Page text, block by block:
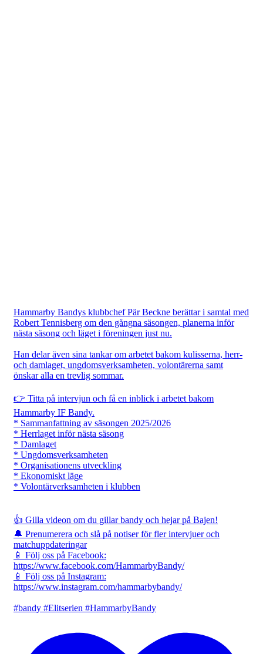
Hammarby Bandys klubbchef Pär Beckne berättar i samtal med
Robert Tennisberg om den gångna säsongen, planerna inför
nästa säsong och läget i föreningen just nu.
Han delar även sina tankar om arbetet bakom kulisserna, herr-
och damlaget, ungdomsverksamheten, volontärerna samt
önskar alla en trevlig sommar.
👉 Titta på intervjun och få en inblick i arbetet bakom
Hammarby IF Bandy.
* Sammanfattning av säsongen 2025/2026
* Herrlaget inför nästa säsong
* Damlaget
* Ungdomsverksamheten
* Organisationens utveckling
* Ekonomiskt läge
* Volontärverksamheten i klubben
👍 Gilla videon om du gillar bandy och hejar på Bajen!
🔔 Prenumerera och slå på notiser för fler intervjuer och
matchuppdateringar
📱 Följ oss på Facebook:
https://www.facebook.com/HammarbyBandy/
📱 Följ oss på Instagram:
https://www.instagram.com/hammarbybandy/
#bandy #Elitserien #HammarbyBandy